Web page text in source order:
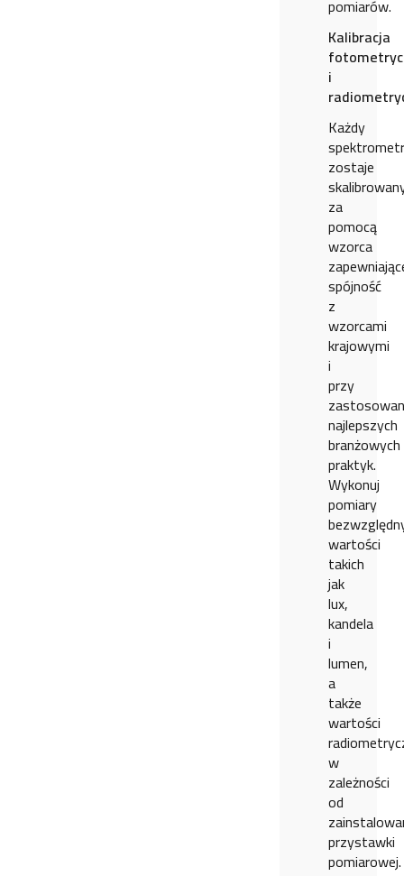
pomiarów.
Kalibracja
i
Każdy
spektrometr
zostaje
za
pomocą
wzorca
spójność
z
wzorcami
krajowymi
i
przy
najlepszych
branżowych
praktyk.
Wykonuj
pomiary
wartości
takich
jak
lux,
kandela
i
lumen,
a
także
wartości
w
zależności
od
przystawki
pomiarowej.